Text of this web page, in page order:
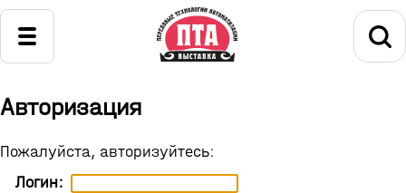
Авторизация
Пожалуйста, авторизуйтесь:
Логин: